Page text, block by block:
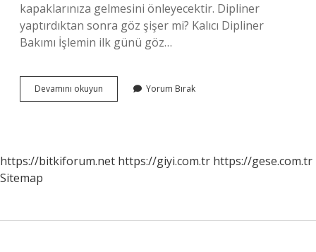
kapaklarınıza gelmesini önleyecektir. Dipliner
yaptırdıktan sonra göz şişer mi? Kalıcı Dipliner
Bakımı İşlemin ilk günü göz…
Devamını okuyun
Eyeliner
Yapılmalı
Yorum Bırak
https://bitkiforum.net https://giyi.com.tr https://gese.com.tr
Sitemap